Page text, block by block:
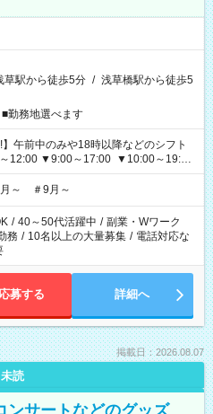
草駅から徒歩5分 / 浅草橋駅から徒歩5
勤務地選べます
】午前中のみや18時以降などのシフト
12:00 ▼9:00～17:00 ▼10:00～19:00
月～ ＃9月～
/ 40～50代活躍中 / 副業・Wワーク
務 / 10名以上の大量募集 / 電話対応な
応募する 詳細へ
掲載日：2026.08.07
未読
ンサートなどのグッズ